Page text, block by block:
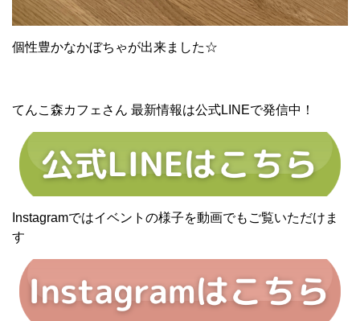
個性豊かなかぼちゃが出来ました☆
てんこ森カフェさん 最新情報は公式LINEで発信中！
Instagramではイベントの様子を動画でもご覧いただけま
す